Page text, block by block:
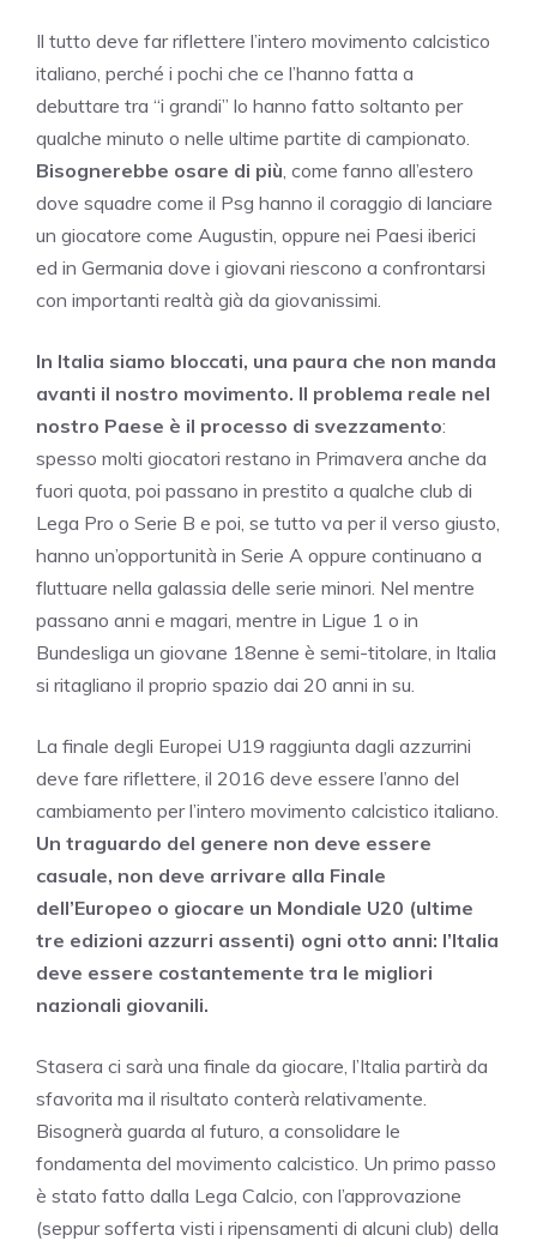
Il tutto deve far riflettere l’intero movimento calcistico
italiano, perché i pochi che ce l’hanno fatta a
debuttare tra “i grandi” lo hanno fatto soltanto per
qualche minuto o nelle ultime partite di campionato.
Bisognerebbe osare di più, come fanno all’estero
dove squadre come il Psg hanno il coraggio di lanciare
un giocatore come Augustin, oppure nei Paesi iberici
ed in Germania dove i giovani riescono a confrontarsi
con importanti realtà già da giovanissimi.
In Italia siamo bloccati, una paura che non manda
avanti il nostro movimento. Il problema reale nel
nostro Paese è il processo di svezzamento:
spesso molti giocatori restano in Primavera anche da
fuori quota, poi passano in prestito a qualche club di
Lega Pro o Serie B e poi, se tutto va per il verso giusto,
hanno un’opportunità in Serie A oppure continuano a
fluttuare nella galassia delle serie minori. Nel mentre
passano anni e magari, mentre in Ligue 1 o in
Bundesliga un giovane 18enne è semi-titolare, in Italia
si ritagliano il proprio spazio dai 20 anni in su.
La finale degli Europei U19 raggiunta dagli azzurrini
deve fare riflettere, il 2016 deve essere l’anno del
cambiamento per l’intero movimento calcistico italiano.
Un traguardo del genere non deve essere
casuale, non deve arrivare alla Finale
dell’Europeo o giocare un Mondiale U20 (ultime
tre edizioni azzurri assenti) ogni otto anni: l’Italia
deve essere costantemente tra le migliori
nazionali giovanili.
Stasera ci sarà una finale da giocare, l’Italia partirà da
sfavorita ma il risultato conterà relativamente.
Bisognerà guarda al futuro, a consolidare le
fondamenta del movimento calcistico. Un primo passo
è stato fatto dalla Lega Calcio, con l’approvazione
(seppur sofferta visti i ripensamenti di alcuni club) della